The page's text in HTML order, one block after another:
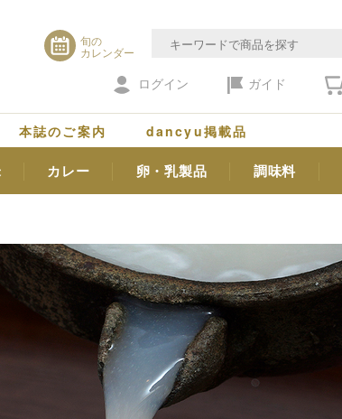
旬の
カレンダー
ログイン ガイド
本誌のご案内 dancyu掲載品
カレー 卵・乳製品 調味料